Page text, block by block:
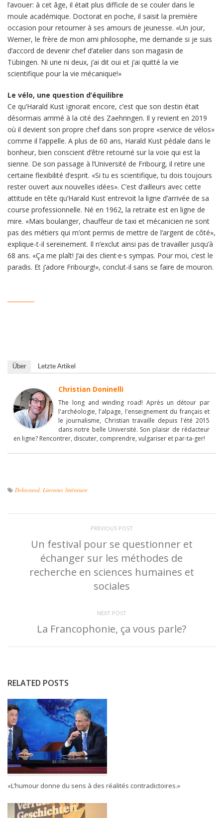
l’avouer: à cet âge, il était plus difficile de se couler dans le
moule académique. Doctorat en poche, il saisit la première
occasion pour retourner à ses amours de jeunesse. «Un jour,
Werner, le frère de mon ami philosophe, me demande si je suis
d’accord de devenir chef d’atelier dans son magasin de
Tübingen. Ni une ni deux, j’ai dit oui et j’ai quitté la vie
scientifique pour la vie mécanique!»
Le vélo, une question d’équilibre
Ce qu’Harald Kust ignorait encore, c’est que son destin était
désormais arrimé à la cité des Zaehringen. Il y revient en 2019
où il devient son propre chef dans son propre «service de vélos»
comme il l’appelle. A plus de 60 ans, Harald Kust pédale dans le
bonheur, bien conscient d’être retourné sur la voie qui est la
sienne. De son passage à l’Université de Fribourg, il retire une
certaine flexibilité d’esprit. «Si tu es scientifique, tu dois toujours
rester ouvert aux nouvelles idées». C’est d’ailleurs avec cette
attitude en tête qu’Harald Kust entrevoit la ligne d’arrivée de sa
course professionnelle. Né en 1962, la retraite est en ligne de
mire. «Mais boulanger, chauffeur de taxi et mécanicien ne sont
pas des métiers qui m’ont permis de mettre de l’argent de côté»,
explique-t-il sereinement. Il n’exclut ainsi pas de travailler jusqu’à
68 ans. «Ça me plaît! J’ai des client·e·s sympas. Pour moi, c’est le
paradis. Et j’adore Fribourg!», conclut-il sans se faire de mouron.
Über Letzte Artikel
Christian Doninelli
The long and winding road! Après un détour par
l'archéologie, l'alpage, l'enseignement du français et
le journalisme, Christian travaille depuis l'été 2015
dans notre belle Université. Son plaisir de rédacteur
en ligne? Rencontrer, discuter, comprendre, vulgariser et par-ta-ger!
Doktorand Literatur, littérature
PREVIOUS POST
Un festival pour se questionner et
échanger sur les méthodes de
recherche en sciences humaines et
sociales
NEXT POST
La Francophonie, ça vous parle?
RELATED POSTS
«L’humour donne du sens à des réalités contradictoires.»